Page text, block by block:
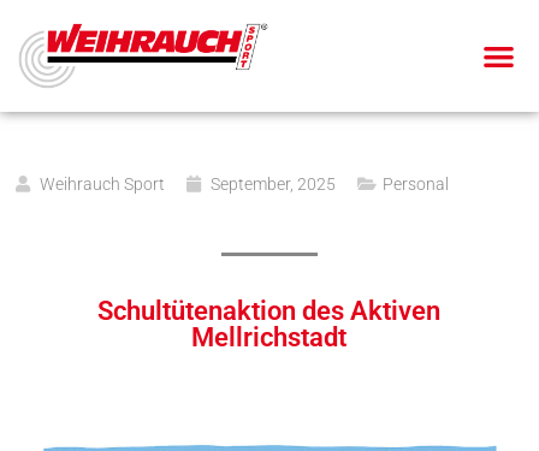
Weihrauch Sport September, 2025 Personal
Schultütenaktion des Aktiven
Mellrichstadt